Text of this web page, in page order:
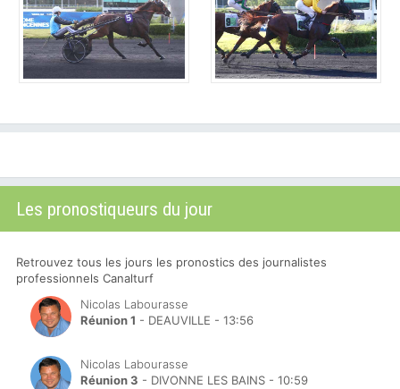
Les pronostiqueurs du jour
Retrouvez tous les jours les pronostics des journalistes
professionnels Canalturf
Nicolas Labourasse
Réunion 1 - DEAUVILLE - 13:56
Nicolas Labourasse
Réunion 3 - DIVONNE LES BAINS - 10:59